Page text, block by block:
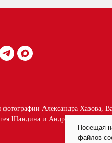
Александра Хазова,
Шандина и Андрея Сафонова.
Посещая
файлов